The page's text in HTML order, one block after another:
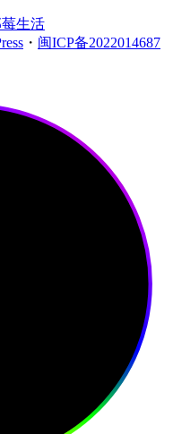
生活
・ 闽ICP备2022014687